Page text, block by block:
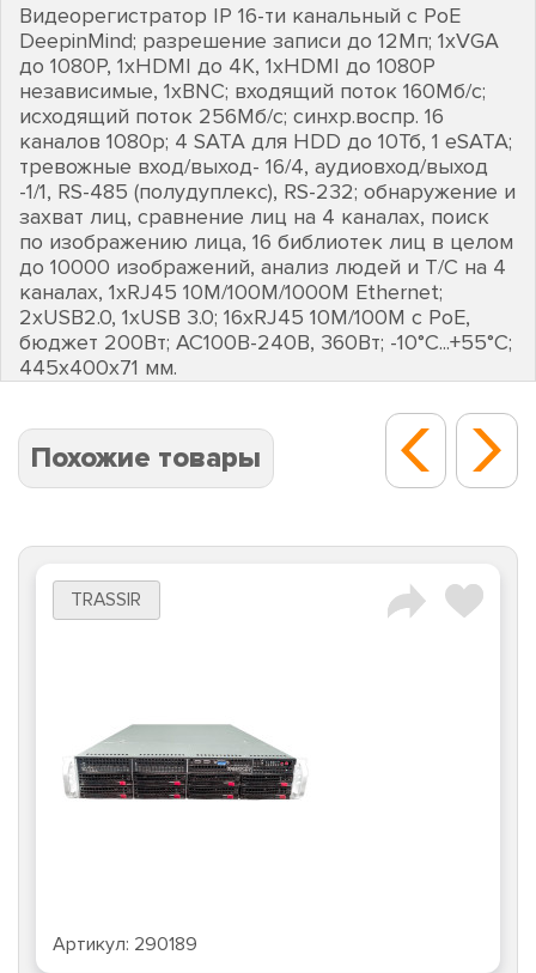
Видеорегистратор IP 16-ти канальный c PoE
DeepinMind; разрешение записи до 12Мп; 1хVGA
до 1080Р, 1хHDMI до 4К, 1хHDMI до 1080Р
независимые, 1хBNC; входящий поток 160Мб/с;
исходящий поток 256Мб/с; синхр.воспр. 16
каналов 1080р; 4 SATA для HDD до 10Тб, 1 eSATA;
тревожные вход/выход- 16/4, аудиовход/выход
-1/1, RS-485 (полудуплекс), RS-232; обнаружение и
захват лиц, сравнение лиц на 4 каналах, поиск
по изображению лица, 16 библиотек лиц в целом
до 10000 изображений, анализ людей и Т/С на 4
каналах, 1хRJ45 10M/100M/1000M Ethernet;
2хUSB2.0, 1хUSB 3.0; 16хRJ45 10M/100M с PоE,
бюджет 200Вт; AC100В-240В, 360Вт; -10°C...+55°C;
445х400х71 мм.
Похожие товары
TRASSIR
Артикул: 290189